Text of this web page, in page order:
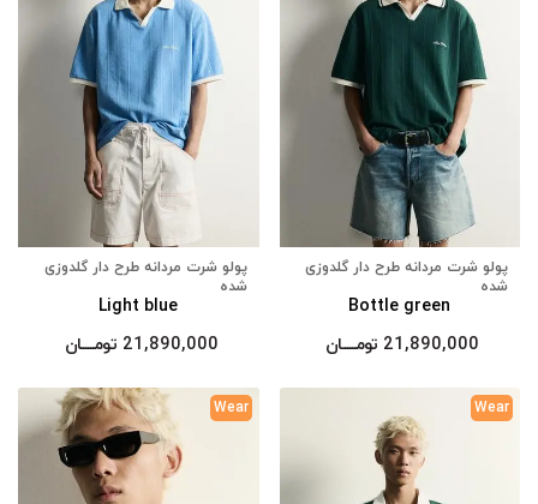
پولو شرت مردانه طرح دار گلدوزی
شده
Bottle green
21,890,000 تومــــــان
پولو شرت مردانه طرح دار گلدوزی
شده
Light blue
21,890,000 تومــــــان
Wear
Wear